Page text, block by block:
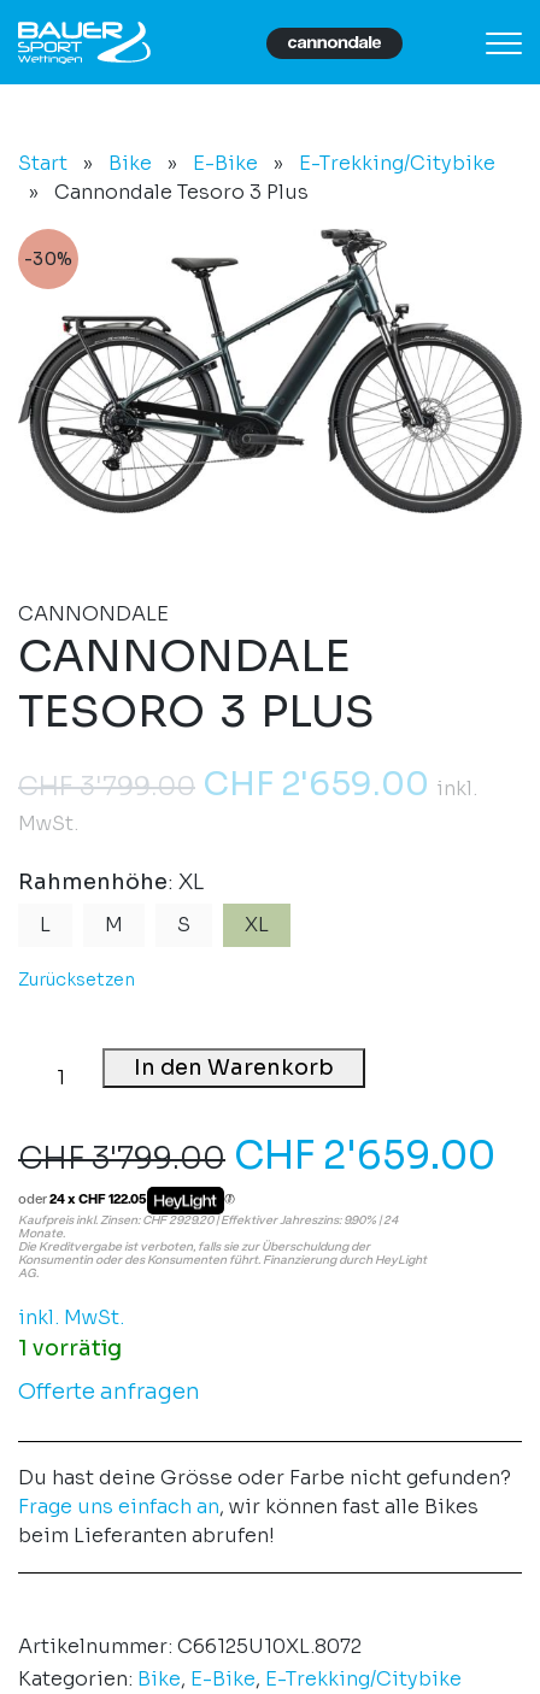
Start » Bike » E-Bike »
E-Trekking/Citybike
»
Cannondale Tesoro 3 Plus
-30%
CANNONDALE
CANNONDALE
TESORO 3 PLUS
CHF3'799.00 CHF 2'659.00 inkl.
MwSt.
Rahmenhöhe: XL
L M S XL
Zurücksetzen
In den Warenkorb
CHF3'799.00 CHF 2'659.00
oder24 x CHF 122.05
Kaufpreis inkl. Zinsen: CHF 2929.20 | Effektiver Jahreszins: 9.90% | 24
Monate.
Die Kreditvergabe ist verboten, falls sie zur Überschuldung der
Konsumentin oder des Konsumenten führt. Finanzierung durch HeyLight
AG.
inkl. MwSt.
1 vorrätig
Offerte anfragen
Du hast deine Grösse oder Farbe nicht gefunden?
Frage uns einfach an, wir können fast alle Bikes
beim Lieferanten abrufen!
Artikelnummer: C66125U10XL.8072
Kategorien: Bike, E-Bike, E-Trekking/Citybike